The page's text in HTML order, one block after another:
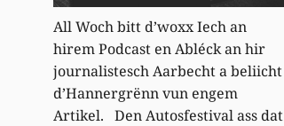
All Woch bitt d’woxx Iech an
hirem Podcast en Abléck an hir
journalistesch Aarbecht a beliicht
d’Hannergrënn vun engem
Artikel. Den Autosfestival ass dat